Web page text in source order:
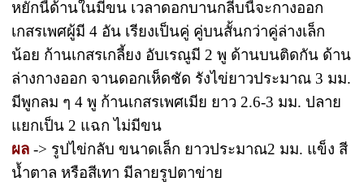
หยักนี้ด้านในมีขน เวลาดอกบานกลีบนี้จะกางออก
เกสรเพศผู้มี 4 อัน เรียงเป็นคู่ คู่บนสั้นกว่าคู่ล่างเล็ก
น้อย ก้านเกสรเกลี้ยง อับเรณูมี 2 พู ด้านบนติดกัน ด้าน
ล่างกางออก จานดอกเห็ดชัด รังไข่ยาวประมาณ 3 มม.
มีพูกลม ๆ 4 พู ก้านเกสรเพศเมีย ยาว 2.6-3 มม. ปลาย
แยกเป็น 2 แฉก ไม่มีขน
ผล -> รูปไข่กลับ ขนาดเล็ก ยาวประมาณ2 มม. แข็ง สี
น้ำตาล หรือสีเทา มีลายรูปตาข่าย